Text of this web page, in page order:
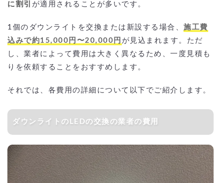
に割引 が適用されることが多いです。
1個のダウンライトを交換または新設する場合、 施工費
込みで約15,000円〜20,000円 が見込まれます。ただ
し、業者によって費用は大きく異なるため、一度見積も
りを依頼することをおすすめします。
それでは、各費用の詳細について以下でご紹介します。
ダウンライトのLEDの交換の業者の費用